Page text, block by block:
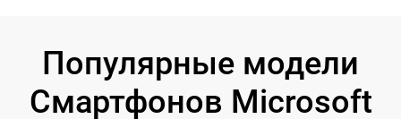
Популярные модели
Смартфонов Microsoft